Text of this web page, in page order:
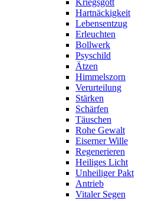
Kriegsgott
Hartnäckigkeit
Lebensentzug
Erleuchten
Bollwerk
Psyschild
Ätzen
Himmelszorn
Verurteilung
Stärken
Schärfen
Täuschen
Rohe Gewalt
Eiserner Wille
Regenerieren
Heiliges Licht
Unheiliger Pakt
Antrieb
Vitaler Segen